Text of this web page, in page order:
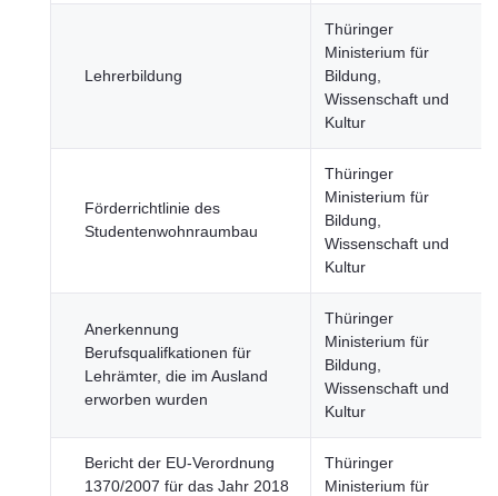
Lehrerbildung
Thüringer
Ministerium für
Bildung,
Wissenschaft und
Kultur
Förderrichtlinie des
Studentenwohnraumbau
Thüringer
Ministerium für
Bildung,
Wissenschaft und
Kultur
Anerkennung
Berufsqualifkationen für
Lehrämter, die im Ausland
erworben wurden
Thüringer
Ministerium für
Bildung,
Wissenschaft und
Kultur
Bericht der EU-Verordnung
1370/2007 für das Jahr 2018
Thüringer
Ministerium für